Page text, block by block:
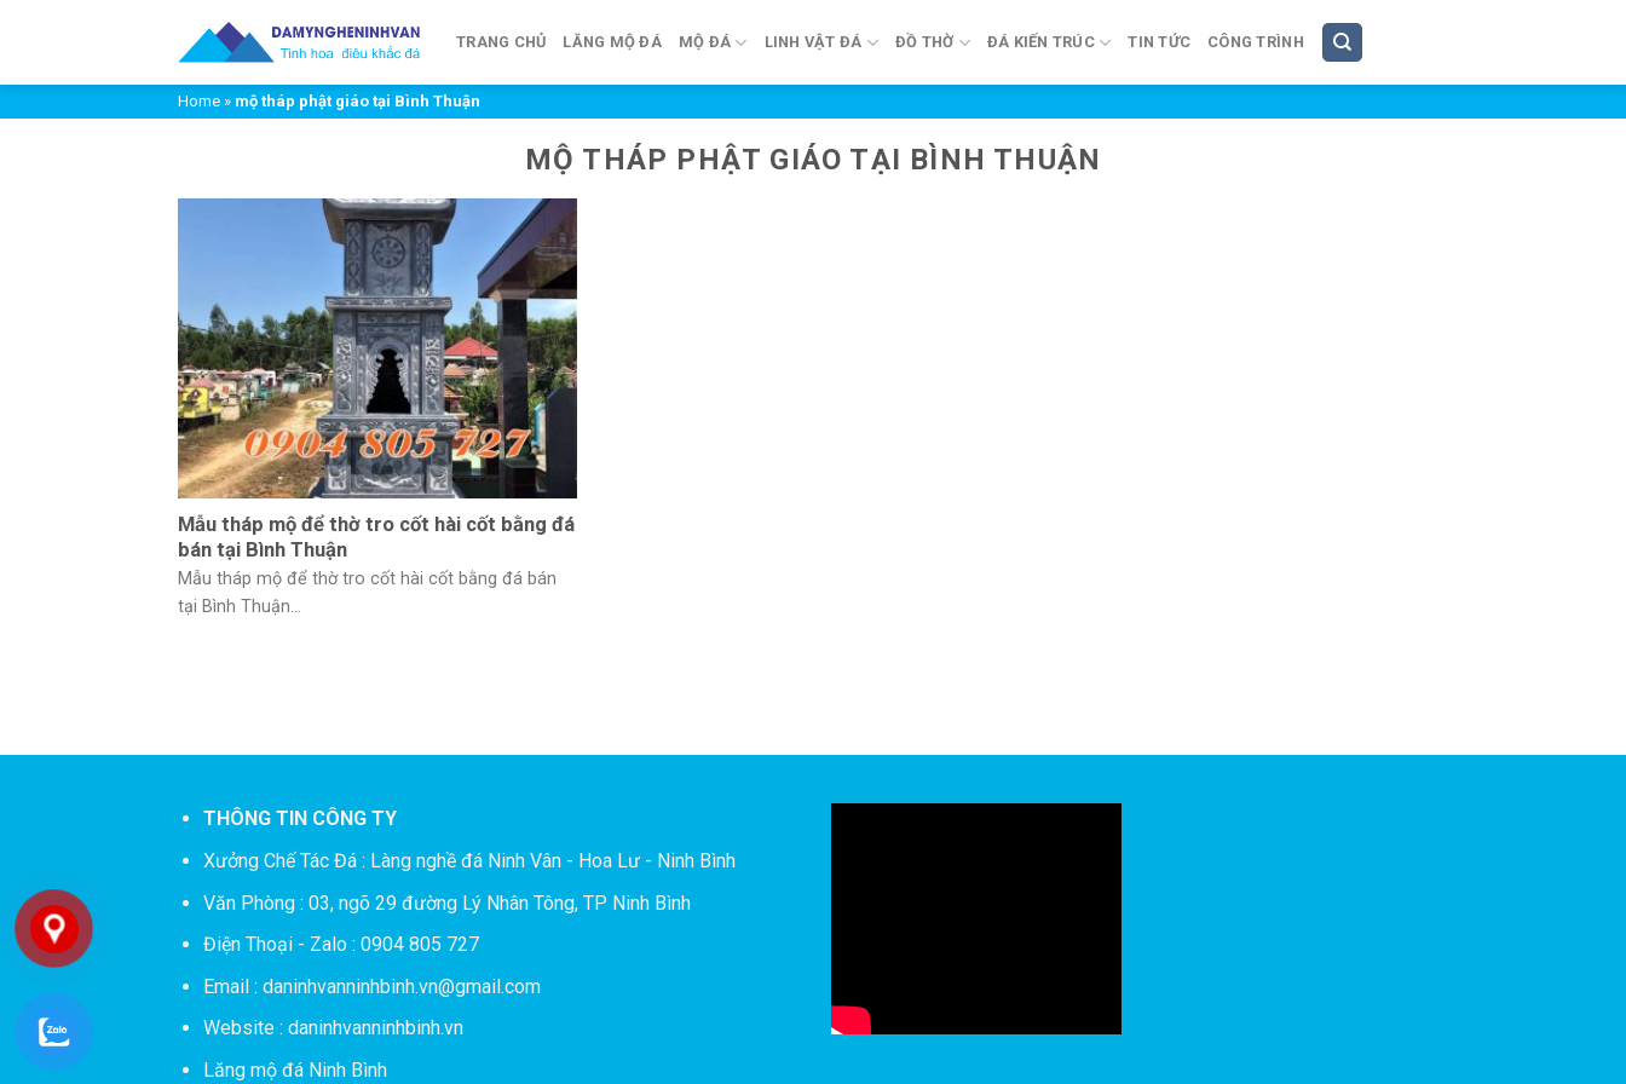
TRANG CHỦ LĂNG MỘ ĐÁ MỘ ĐÁ LINH VẬT ĐÁ ĐỒ THỜ ĐÁ KIẾN TRÚC TIN TỨC CÔNG TRÌNH
Home » mộ tháp phật giáo tại Bình Thuận
MỘ THÁP PHẬT GIÁO TẠI BÌNH THUẬN
Mẫu tháp mộ để thờ tro cốt hài cốt bằng đá
bán tại Bình Thuận
Mẫu tháp mộ để thờ tro cốt hài cốt bằng đá bán
tại Bình Thuận...
THÔNG TIN CÔNG TY
Xưởng Chế Tác Đá : Làng nghề đá Ninh Vân - Hoa Lư - Ninh Bình
Văn Phòng : 03, ngõ 29 đường Lý Nhân Tông, TP Ninh Bình
Điện Thoại - Zalo : 0904 805 727
Email : daninhvanninhbinh.vn@gmail.com
Website : daninhvanninhbinh.vn
Lăng mộ đá Ninh Bình